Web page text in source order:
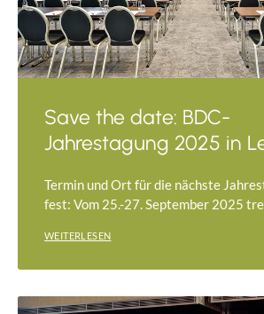
Save the date: BDC-
Jahrestagung 2025 in
Termin und Ort für die nächste
fest: Vom 25.-27. September 2025
WEITERLESEN